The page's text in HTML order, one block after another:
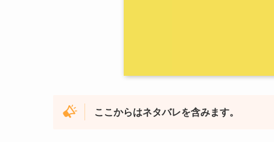
ここからはネタバレを含みます。